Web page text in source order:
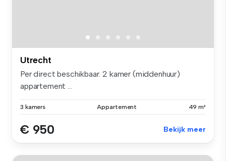
Utrecht
Per direct beschikbaar. 2 kamer (middenhuur)
appartement ...
3 kamers Appartement 49 m²
€ 950 Bekijk meer